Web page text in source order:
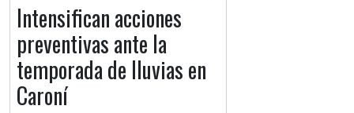
Intensifican acciones
preventivas ante la
temporada de lluvias en
Caroní